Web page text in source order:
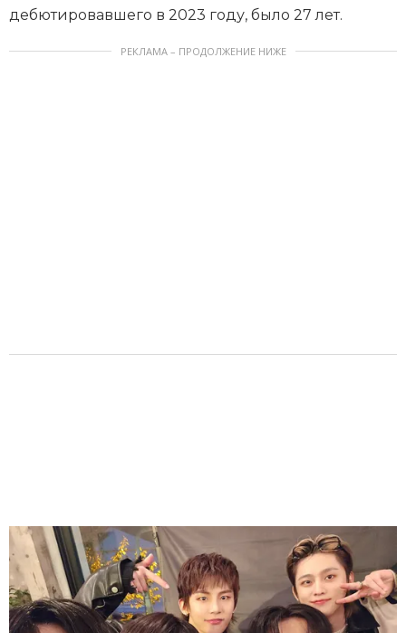
дебютировавшего в 2023 году, было 27 лет.
РЕКЛАМА – ПРОДОЛЖЕНИЕ НИЖЕ